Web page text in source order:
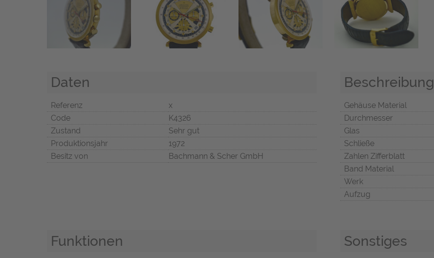
Daten
Referenz
x
Code
K4326
Zustand
Sehr gut
Produktionsjahr
1972
Besitz von
Bachmann & Scher GmbH
Beschreibung
Gehäuse Material
Durchmesser
Glas
Schließe
Zahlen Zifferblatt
Band Material
Werk
Aufzug
Funktionen Sonstiges